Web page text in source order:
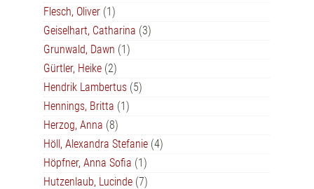
Flesch, Oliver (1)
Geiselhart, Catharina (3)
Grunwald, Dawn (1)
Gürtler, Heike (2)
Hendrik Lambertus (5)
Hennings, Britta (1)
Herzog, Anna (8)
Höll, Alexandra Stefanie (4)
Höpfner, Anna Sofia (1)
Hutzenlaub, Lucinde (7)